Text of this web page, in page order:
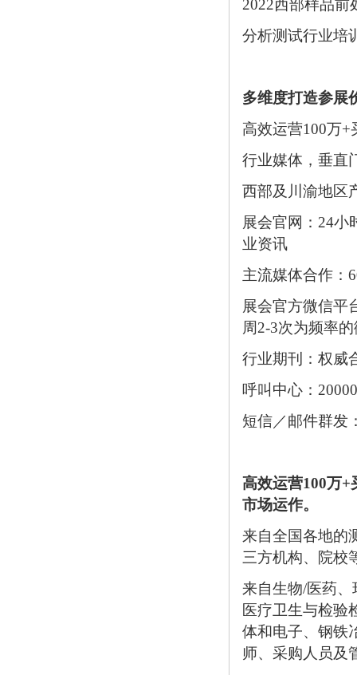
2022西部样品前
分析测试行业培
多维度打造参展
高效运营100万+
行业媒体，垂直
西部及川渝地区
展会官网：24小
业资讯
主流媒体合作：
展会官方微信平
周2-3次为频率
行业期刊：权威
呼叫中心：
短信／邮件群发
高效运营100万
市场运作。
来自全国各地的
三方机构、院校
来自生物/医药
医疗卫生与检验
体和电子、钢铁
师、采购人员及